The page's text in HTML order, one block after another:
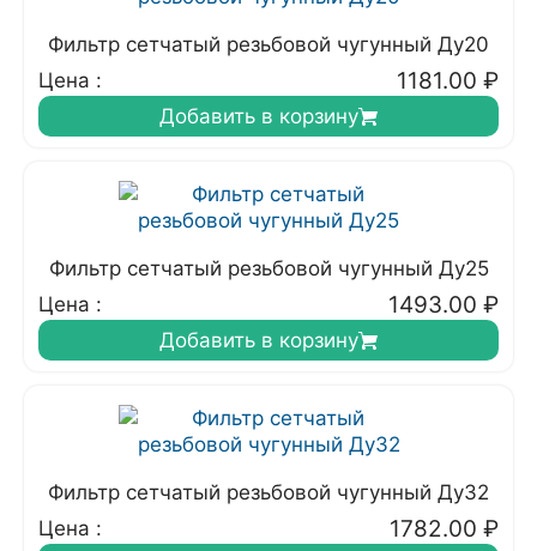
Фильтр сетчатый резьбовой чугунный Ду20
Цена :
1181.00 ₽
Добавить в корзину
Фильтр сетчатый резьбовой чугунный Ду25
Цена :
1493.00 ₽
Добавить в корзину
Фильтр сетчатый резьбовой чугунный Ду32
Цена :
1782.00 ₽